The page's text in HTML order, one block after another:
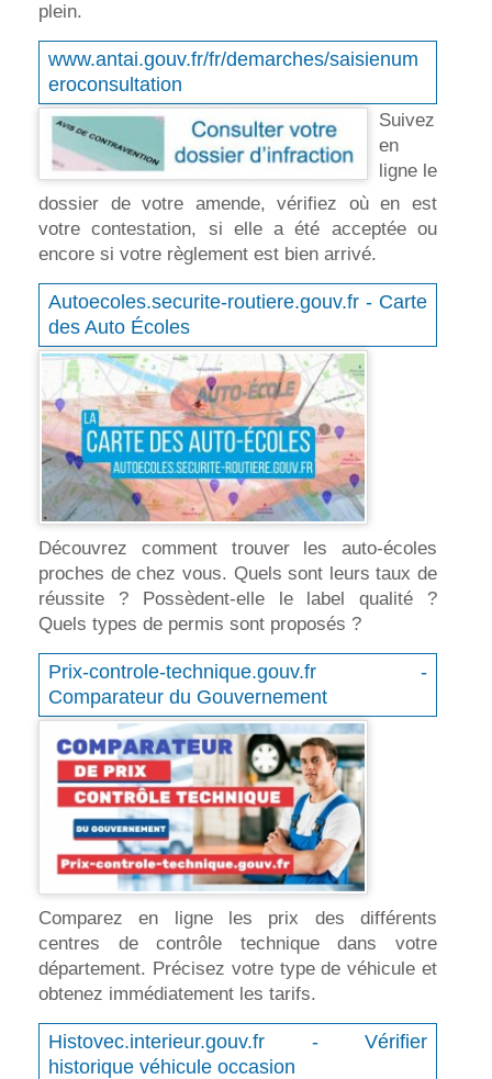
plein.
www.antai.gouv.fr/fr/demarches/saisienum
eroconsultation
Suivez
en
ligne le
dossier de votre amende, vérifiez où en est
votre contestation, si elle a été acceptée ou
encore si votre règlement est bien arrivé.
Autoecoles.securite-routiere.gouv.fr - Carte
des Auto Écoles
Découvrez comment trouver les auto-écoles
proches de chez vous. Quels sont leurs taux de
réussite ? Possèdent-elle le label qualité ?
Quels types de permis sont proposés ?
Prix-controle-technique.gouv.fr -
Comparateur du Gouvernement
Comparez en ligne les prix des différents
centres de contrôle technique dans votre
département. Précisez votre type de véhicule et
obtenez immédiatement les tarifs.
Histovec.interieur.gouv.fr - Vérifier
historique véhicule occasion